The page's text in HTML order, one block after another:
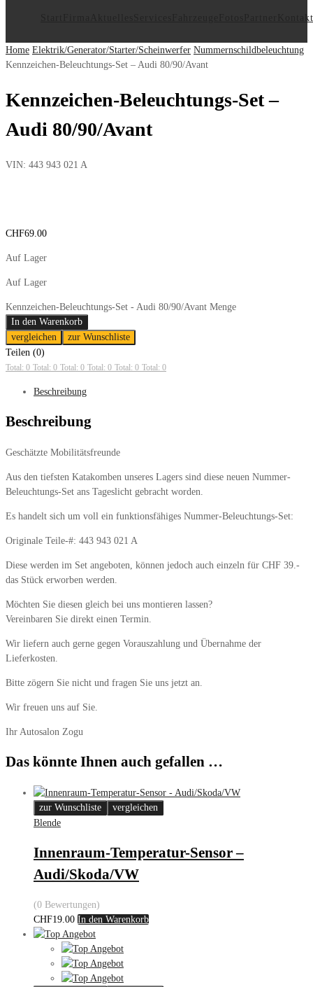
Kontakt
Home Elektrik/Generator/Starter/Scheinwerfer Nummernschildbeleuchtung
Kennzeichen-Beleuchtungs-Set – Audi 80/90/Avant
Kennzeichen-Beleuchtungs-Set –
Audi 80/90/Avant
VIN: 443 943 021 A
CHF69.00
Auf Lager
Auf Lager
Kennzeichen-Beleuchtungs-Set - Audi 80/90/Avant Menge
In den Warenkorb
vergleichen
zur Wunschliste
Teilen (0)
Total: 0 Total: 0 Total: 0 Total: 0 Total: 0 Total: 0
Beschreibung
Beschreibung
Geschätzte Mobilitätsfreunde
Aus den tiefsten Katakomben unseres Lagers sind diese neuen Nummer-
Beleuchtungs-Set ans Tageslicht gebracht worden.
Es handelt sich um voll ein funktionsfähiges Nummer-Beleuchtungs-Set:
Originale Teile-#: 443 943 021 A
Diese werden im Set angeboten, können jedoch auch einzeln für CHF 39.-
das Stück erworben werden.
Möchten Sie diesen gleich bei uns montieren lassen?
Vereinbaren Sie direkt einen Termin.
Wir liefern auch gerne gegen Vorauszahlung und Übernahme der
Lieferkosten.
Bitte zögern Sie nicht und fragen Sie uns jetzt an.
Wir freuen uns auf Sie.
Ihr Autosalon Zogu
Das könnte Ihnen auch gefallen …
zur Wunschliste
vergleichen
Blende
Innenraum-Temperatur-Sensor –
Audi/Skoda/VW
(0 Bewertungen)
CHF19.00 In den Warenkorb